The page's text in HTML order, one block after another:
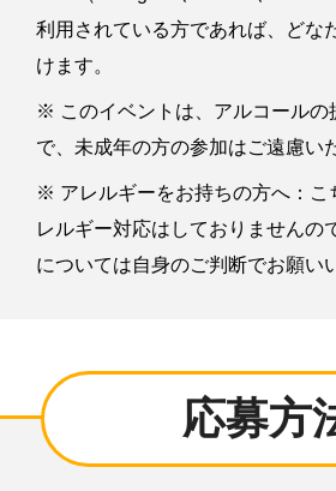
利用されている方であれば、どな
けます。
※ このイベントは、アルコールの
で、未成年の方の参加はご遠慮い
※ アレルギーをお持ちの方へ：こ
レルギー対応はしておりませんの
については自身のご判断でお願い
応募方